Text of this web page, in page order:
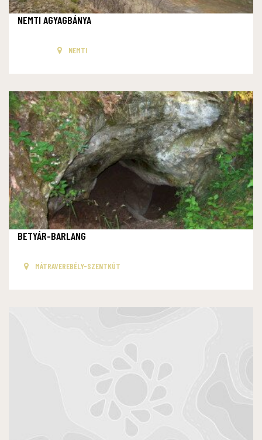
NEMTI AGYAGBÁNYA
NEMTI
BETYÁR-BARLANG
MÁTRAVEREBÉLY-SZENTKÚT